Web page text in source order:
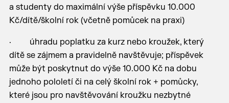
a studenty do maximální výše příspěvku 10.000
Kč/dítě/školní rok (včetně pomůcek na praxi)
· úhradu poplatku za kurz nebo kroužek, který
dítě se zájmem a pravidelně navštěvuje; příspěvek
může být poskytnut do výše 10.000 Kč na dobu
jednoho pololetí či na celý školní rok + pomůcky,
které jsou pro navštěvování kroužku nezbytné